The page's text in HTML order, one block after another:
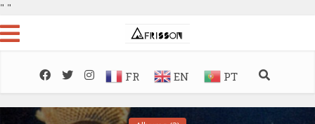
" "
FR EN PT